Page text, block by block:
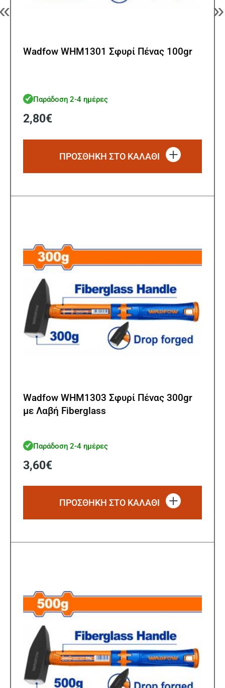
Wadfow WHM1301 Σφυρί Πένας 100gr
Παράδοση 2-4 ημέρες
2,80€
ΠΡΟΣΘΗΚΗ ΣΤΟ ΚΑΛΑΘΙ
Wadfow WHM1303 Σφυρί Πένας 300gr
με Λαβή Fiberglass
Παράδοση 2-4 ημέρες
3,60€
ΠΡΟΣΘΗΚΗ ΣΤΟ ΚΑΛΑΘΙ
»